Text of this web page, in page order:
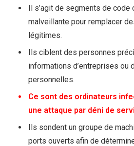
Il s’agit de segments de code
malveillante pour remplacer
légitimes.
Ils ciblent des personnes
informations d’entreprises ou
personnelles.
Ce sont des ordinateurs
une attaque par déni de
Ils sondent un groupe de
ports ouverts afin de